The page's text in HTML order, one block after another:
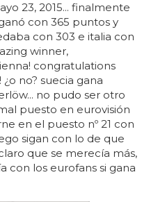
23, 2015... finalmente
con 365 puntos y
con 303 e italia con
winner,
congratulations
¿o no? suecia gana
no pudo ser otro
puesto en eurovisión
en el puesto nº 21 con
sigan con lo de que
que se merecía más,
con los eurofans si gana